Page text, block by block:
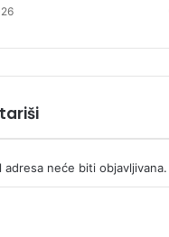
adresa neće biti objavljivana.